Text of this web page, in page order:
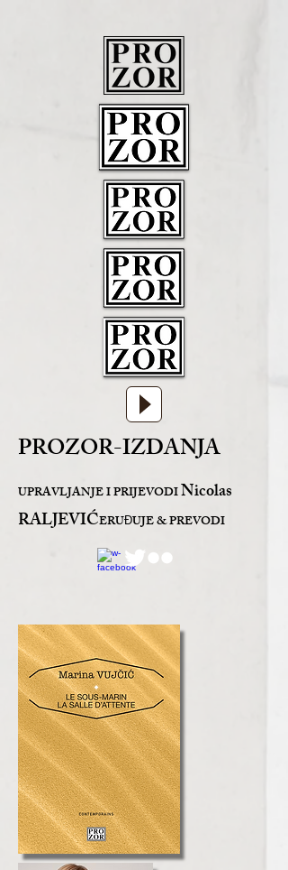
PROZOR-IZDANJA
UPRAVLJANJE I PRIJEVODINicolas
RALJEVIĆERUĐUJE & PREVODI